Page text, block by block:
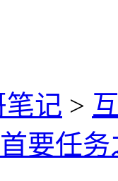
笔记 >
要任务